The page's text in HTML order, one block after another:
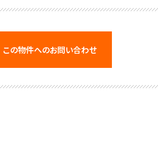
この物件へのお問い合わせ